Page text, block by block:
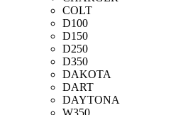
COLT
D100
D150
D250
D350
DAKOTA
DART
DAYTONA
W350